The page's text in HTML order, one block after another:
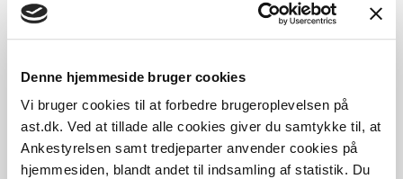
Denne hjemmeside bruger cookies
Vi bruger cookies til at forbedre brugeroplevelsen på
ast.dk. Ved at tillade alle cookies giver du samtykke til, at
Ankestyrelsen samt tredjeparter anvender cookies på
hjemmesiden, blandt andet til indsamling af statistik. Du
Fjernvarmeselskab A.m.b.a. havde en konkret og aktuel
interesse i netop den omhandlede grund, og at et offentligt
var samtidig statsforvaltningens opfattelse, at et offentligt
Download PDF